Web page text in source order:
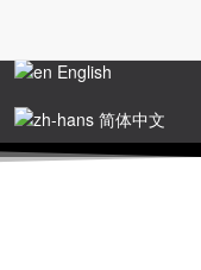
English
简体中文